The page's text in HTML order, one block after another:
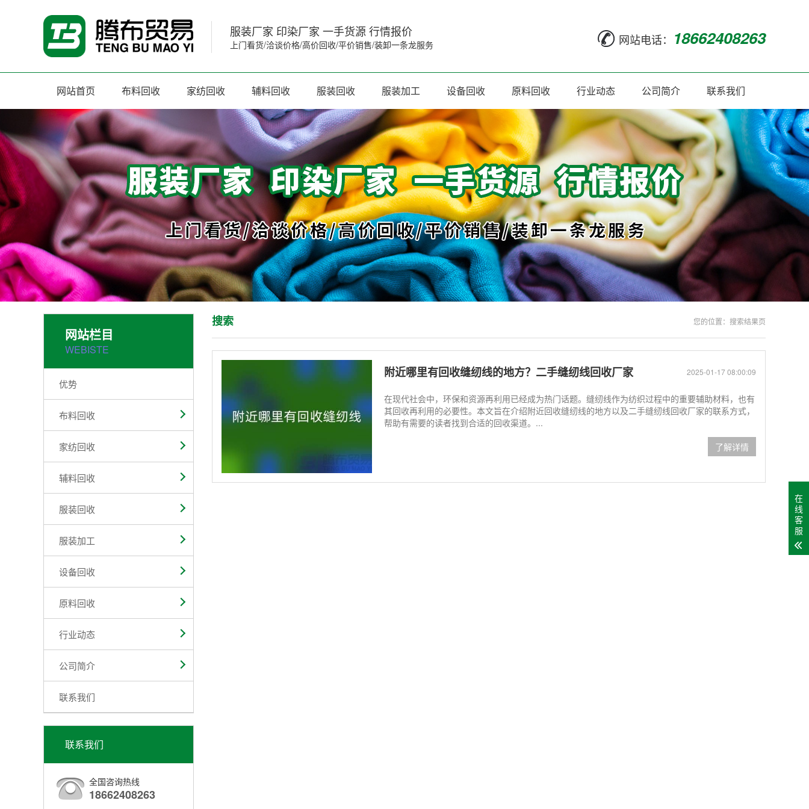
服装厂家 印染厂家 一手货源 行情报价
上门看货/洽谈价格/高价回收/平价销售/装卸一条龙服务 网站电话： 18662408263
网站首页 布料回收 家纺回收 辅料回收 服装回收 服装加工 设备回收 原料回收 行业动态 公司简介 联系我们
网站栏目
WEBISTE
优势
布料回收
家纺回收
辅料回收
服装回收
服装加工
设备回收
原料回收
行业动态
公司简介
联系我们
联系我们
全国咨询热线
18662408263
您的位置： 搜索结果页
搜索
2025-01-17 08:00:09
附近哪里有回收缝纫线的地方？二手缝纫线回收厂家
在现代社会中，环保和资源再利用已经成为热门话题。缝纫线作为纺织过程中的重要辅助材料，也有
其回收再利用的必要性。本文旨在介绍附近回收缝纫线的地方以及二手缝纫线回收厂家的联系方式，
帮助有需要的读者找到合适的回收渠道。...
了解详情
在
线
客
服